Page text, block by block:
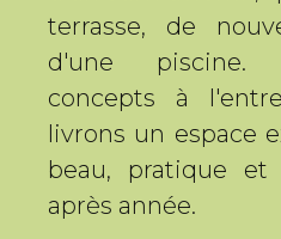
terrasse, de
d'une piscine.
concepts à
livrons un espace
beau, pratique
après année.